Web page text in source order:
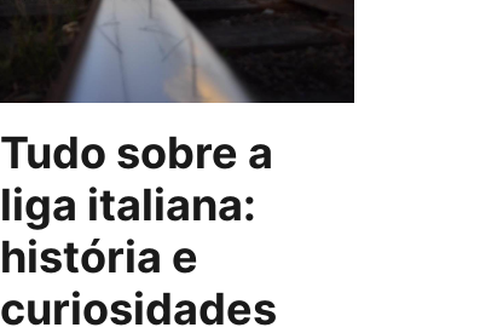
Tudo sobre a
liga italiana:
história e
curiosidades